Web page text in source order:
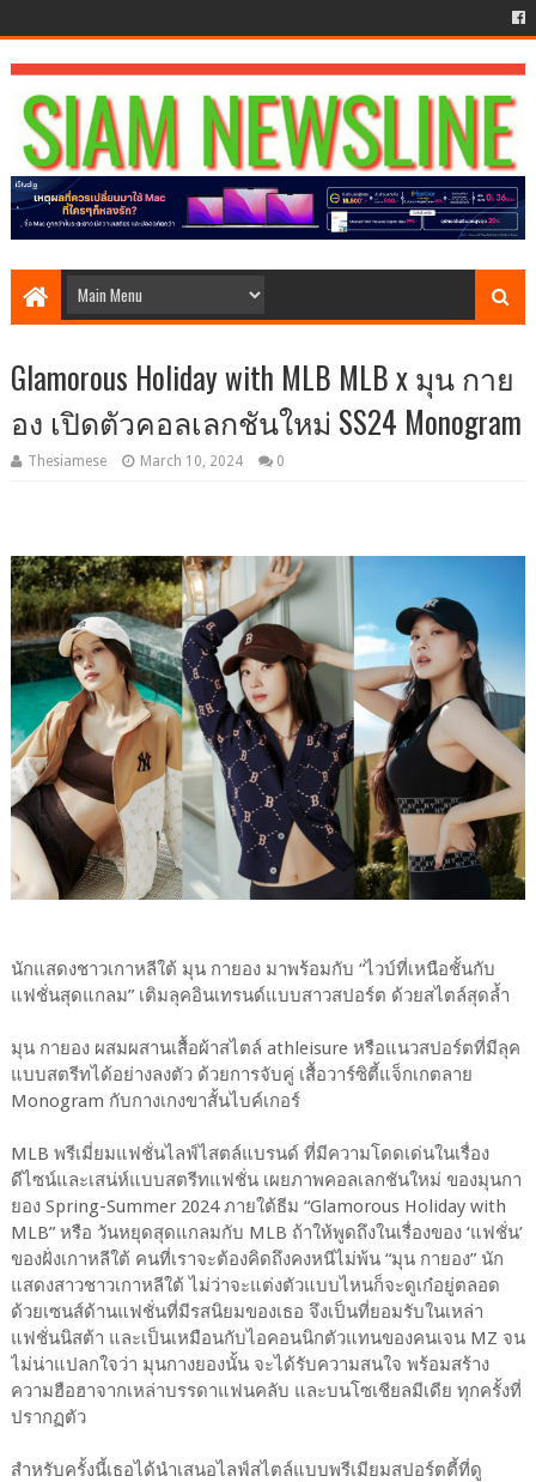
Glamorous Holiday with MLB MLB x มุน กาย
อง เปิดตัวคอลเลกชันใหม่ SS24 Monogram
Thesiamese March 10, 2024 0
นักแสดงชาวเกาหลีใต้ มุน กายอง มาพร้อมกับ “ไวบ์ที่เหนือชั้นกับ
แฟชั่นสุดแกลม” เติมลุคอินเทรนด์แบบสาวสปอร์ต ด้วยสไตล์สุดล้ำ
มุน กายอง ผสมผสานเสื้อผ้าสไตล์ athleisure หรือแนวสปอร์ตที่มีลุค
แบบสตรีทได้อย่างลงตัว ด้วยการจับคู่ เสื้อวาร์ซิตี้แจ็กเกตลาย
Monogram กับกางเกงขาสั้นไบค์เกอร์
MLB พรีเมี่ยมแฟชั่นไลฟ์ไสตล์แบรนด์ ที่มีความโดดเด่นในเรื่อง
ดีไซน์และเสน่ห์แบบสตรีทแฟชั่น เผยภาพคอลเลกชันใหม่ ของมุนกา
ยอง Spring-Summer 2024 ภายใต้ธีม “Glamorous Holiday with
MLB” หรือ วันหยุดสุดแกลมกับ MLB ถ้าให้พูดถึงในเรื่องของ ‘แฟชั่น’
ของฝั่งเกาหลีใต้ คนที่เราจะต้องคิดถึงคงหนีไม่พ้น “มุน กายอง” นัก
แสดงสาวชาวเกาหลีใต้ ไม่ว่าจะแต่งตัวแบบไหนก็จะดูเก๋อยู่ตลอด
ด้วยเซนส์ด้านแฟชั่นที่มีรสนิยมของเธอ จึงเป็นที่ยอมรับในเหล่า
แฟชั่นนิสต้า และเป็นเหมือนกับไอคอนนิกตัวแทนของคนเจน MZ จน
ไม่น่าแปลกใจว่า มุนกางยองนั้น จะได้รับความสนใจ พร้อมสร้าง
ความฮือฮาจากเหล่าบรรดาแฟนคลับ และบนโซเชียลมีเดีย ทุกครั้งที่
ปรากฏตัว
สำหรับครั้งนี้เธอได้นำเสนอไลฟ์สไตล์แบบพรีเมียมสปอร์ตตี้ที่ดู